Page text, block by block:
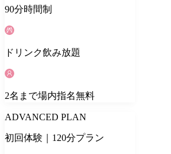
90分時間制
ドリンク飲み放題
2名 まで場内指名無料
ADVANCED PLAN
初回体験｜120分プラン